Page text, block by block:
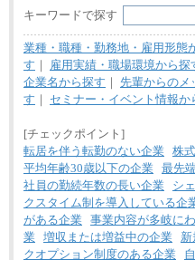
キーワードで探す
業種・職種・勤務地・雇用形態
す ｜
雇用実績・職場環境から探
企業名から探す ｜ 先輩からのメ
す ｜ セミナー・イベント情報か
[チェックポイント]
転居を伴う転勤のない企業 株
平均年齢30歳以下の企業 最先
社員の勤続年数の長い企業
シ
クスタイム制を導入している企
がある企業 事業内容が多岐に
業 増収または増益中の企業
クオプション制度のある企業